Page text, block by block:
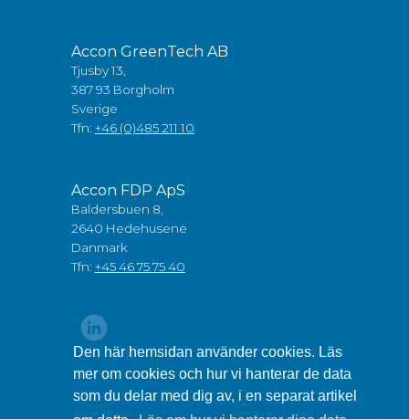
Den här hemsidan använder cookies. Läs
mer om cookies och hur vi hanterar de data
som du delar med dig av, i en separat artikel
Accon GreenTech AB
Tjusby 13,
387 93 Borgholm
Sverige
Tfn: +46 (0)485 211 10
Accon FDP ApS
Baldersbuen 8,
2640 Hedehusene
Danmark
Tfn: +45 46 75 75 40